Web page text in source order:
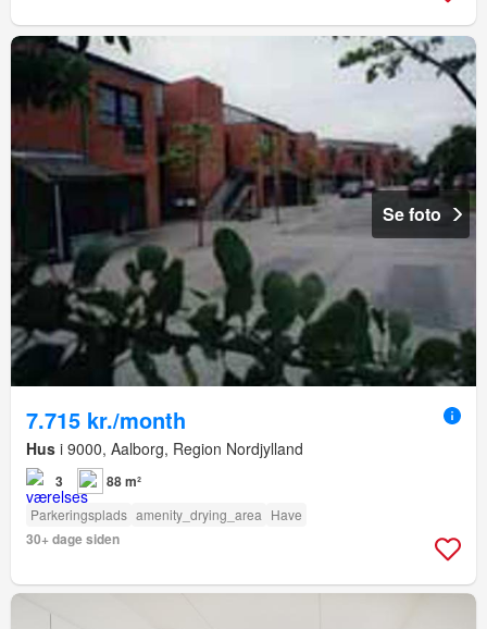
Se foto
7.715 kr./month
Hus i 9000, Aalborg, Region Nordjylland
3 88 m²
Parkeringsplads amenity_drying_area Have
30+ dage siden